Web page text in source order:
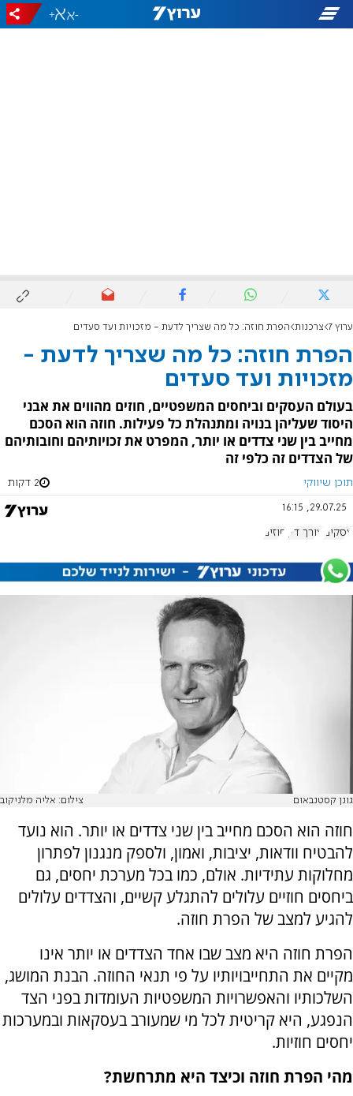
-
+
ערוץ 7 צרכנות הפרת חוזה: כל מה שצריך לדעת - מזכויות ועד סעדים
הפרת חוזה: כל מה שצריך לדעת -
מזכויות ועד סעדים
בעולם העסקים וביחסים המשפטיים, חוזים מהווים את אבני
היסוד שעליהן בנויה ומתנהלת כל פעילות. חוזה הוא הסכם
מחייב בין שני צדדים או יותר, המפרט את זכויותיהם וחובותיהם
של הצדדים זה כלפי זה
תוכן שיווקי 2 דקות
29.07.25, 16:15
עסקים עורך דין חוזים
גונן קסטנבאום צילום: אליה מלניקוב
חוזה הוא הסכם מחייב בין שני צדדים או יותר. הוא נועד
להבטיח וודאות, יציבות, ואמון, ולספק מנגנון לפתרון
מחלוקות עתידיות. אולם, כמו בכל מערכת יחסים, גם
ביחסים חוזיים עלולים להתגלע קשיים, והצדדים עלולים
להגיע למצב של הפרת חוזה.
הפרת חוזה היא מצב שבו אחד הצדדים או יותר אינו
מקיים את התחייבויותיו על פי תנאי החוזה. הבנת המושג,
השלכותיו והאפשרויות המשפטיות העומדות בפני הצד
הנפגע, היא קריטית לכל מי שמעורב בעסקאות ובמערכות
יחסים חוזיות.
מהי הפרת חוזה וכיצד היא מתרחשת?